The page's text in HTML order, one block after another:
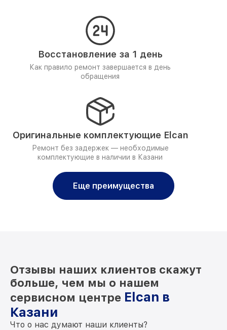
Восстановление за 1 день
Как правило ремонт завершается в день
обращения
Оригинальные комплектующие Elcan
Ремонт без задержек — необходимые
комплектующие в наличии в Казани
Еще преимущества
Отзывы наших клиентов скажут
больше, чем мы о нашем
сервисном центре Elcan в
Казани
Что о нас думают наши клиенты?